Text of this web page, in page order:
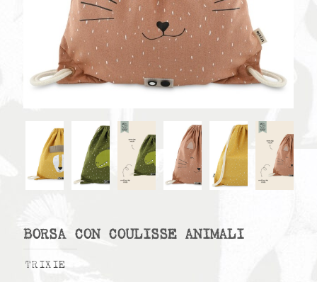
BORSA CON COULISSE ANIMALI
TRIXIE